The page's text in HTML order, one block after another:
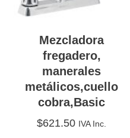
Mezcladora
fregadero,
manerales
metálicos,cuello
cobra,Basic
$621.50 IVA Inc.